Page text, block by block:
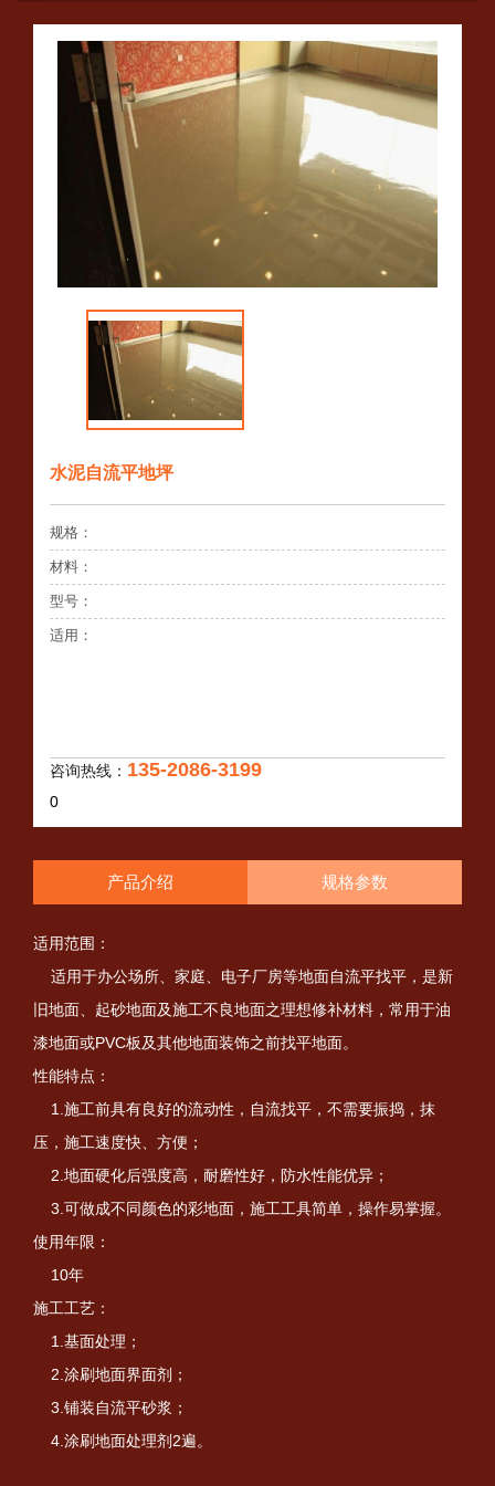
水泥自流平地坪
规格：
材料：
型号：
适用：
咨询热线： 135-2086-3199
0
产品介绍 规格参数
适用范围：
适用于办公场所、家庭、电子厂房等地面自流平找平，是新
旧地面、起砂地面及施工不良地面之理想修补材料，常用于油
漆地面或PVC板及其他地面装饰之前找平地面。
性能特点：
1.施工前具有良好的流动性，自流找平，不需要振捣，抹
压，施工速度快、方便；
2.地面硬化后强度高，耐磨性好，防水性能优异；
3.可做成不同颜色的彩地面，施工工具简单，操作易掌握。
使用年限：
10年
施工工艺：
1.基面处理；
2.涂刷地面界面剂；
3.铺装自流平砂浆；
4.涂刷地面处理剂2遍。